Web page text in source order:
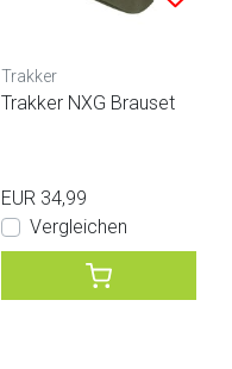
Trakker
Trakker NXG Brauset
EUR 34,99
Vergleichen